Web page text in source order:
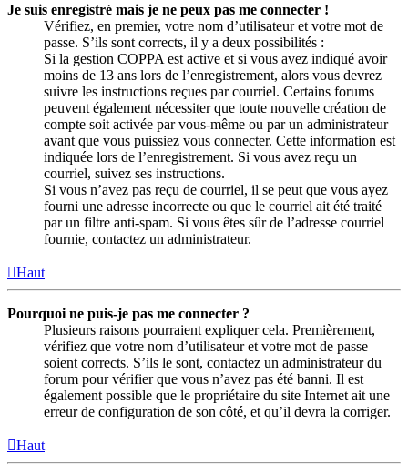
Je suis enregistré mais je ne peux pas me connecter !
Vérifiez, en premier, votre nom d’utilisateur et votre mot de
passe. S’ils sont corrects, il y a deux possibilités :
Si la gestion COPPA est active et si vous avez indiqué avoir
moins de 13 ans lors de l’enregistrement, alors vous devrez
suivre les instructions reçues par courriel. Certains forums
peuvent également nécessiter que toute nouvelle création de
compte soit activée par vous-même ou par un administrateur
avant que vous puissiez vous connecter. Cette information est
indiquée lors de l’enregistrement. Si vous avez reçu un
courriel, suivez ses instructions.
Si vous n’avez pas reçu de courriel, il se peut que vous ayez
fourni une adresse incorrecte ou que le courriel ait été traité
par un filtre anti-spam. Si vous êtes sûr de l’adresse courriel
fournie, contactez un administrateur.
Haut
Pourquoi ne puis-je pas me connecter ?
Plusieurs raisons pourraient expliquer cela. Premièrement,
vérifiez que votre nom d’utilisateur et votre mot de passe
soient corrects. S’ils le sont, contactez un administrateur du
forum pour vérifier que vous n’avez pas été banni. Il est
également possible que le propriétaire du site Internet ait une
erreur de configuration de son côté, et qu’il devra la corriger.
Haut